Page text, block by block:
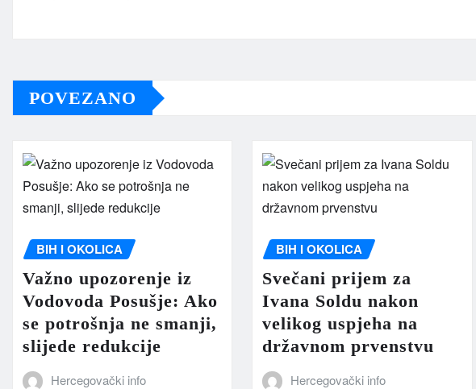
POVEZANO
BIH I OKOLICA
Važno upozorenje iz
Vodovoda Posušje: Ako
se potrošnja ne smanji,
slijede redukcije
Hercegovački info
BIH I OKOLICA
Svečani prijem za
Ivana Soldu nakon
velikog uspjeha na
državnom prvenstvu
Hercegovački info